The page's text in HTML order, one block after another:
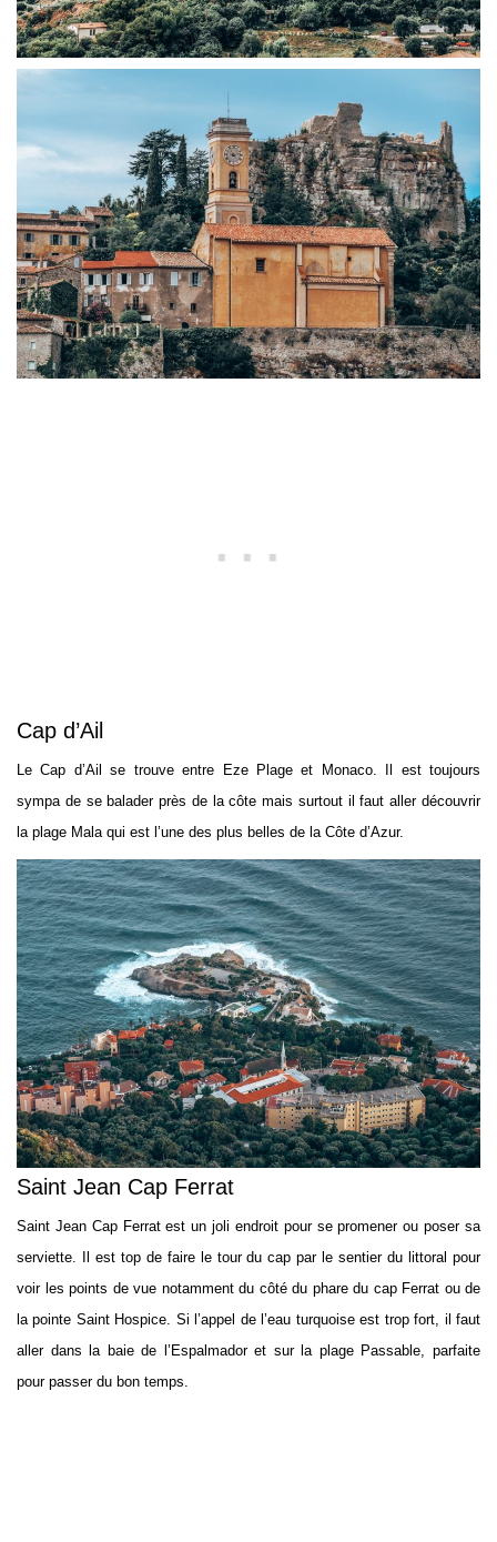
Cap d’Ail
Le Cap d’Ail se trouve entre Eze Plage et Monaco. Il est toujours
sympa de se balader près de la côte mais surtout il faut aller découvrir
la plage Mala qui est l’une des plus belles de la Côte d’Azur.
Saint Jean Cap Ferrat
Saint Jean Cap Ferrat est un joli endroit pour se promener ou poser sa
serviette. Il est top de faire le tour du cap par le sentier du littoral pour
voir les points de vue notamment du côté du phare du cap Ferrat ou de
la pointe Saint Hospice. Si l’appel de l’eau turquoise est trop fort, il faut
aller dans la baie de l’Espalmador et sur la plage Passable, parfaite
pour passer du bon temps.